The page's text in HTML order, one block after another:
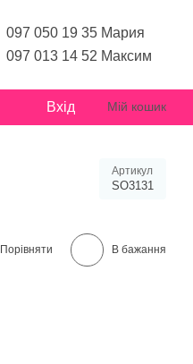
097 050 19 35 Мария
097 013 14 52 Максим
Вхід Мій кошик
Артикул
SO3131
Порівняти В бажання